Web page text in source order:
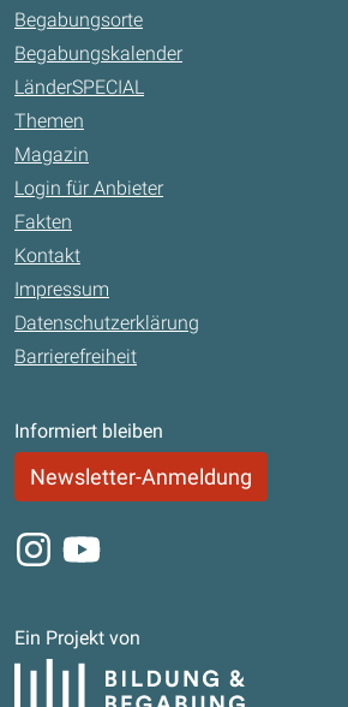
Begabungsorte
Begabungskalender
LänderSPECIAL
Themen
Magazin
Login für Anbieter
Fakten
Kontakt
Impressum
Datenschutzerklärung
Barrierefreiheit
Informiert bleiben
Newsletter-Anmeldung
Instagram
Youtube
Ein Projekt von
Bildung und Begabung